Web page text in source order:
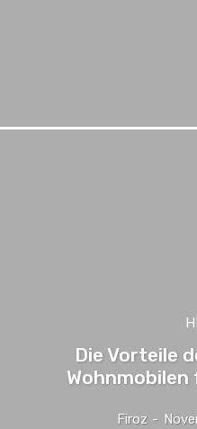
Die Vorteile
Firoz -